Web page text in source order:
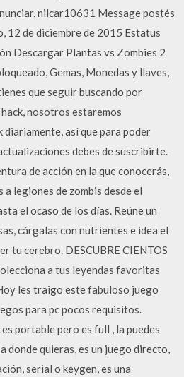
nilcar10631 Message postés
12 de diciembre de 2015 Estatus
Descargar Plantas vs Zombies 2
Gemas, Monedas y llaves,
que seguir buscando por
nosotros estaremos
diariamente, así que para poder
debes de suscribirte.
de acción en la que conocerás,
legiones de zombis desde el
el ocaso de los días. Reúne un
cárgalas con nutrientes e idea el
tu cerebro. DESCUBRE CIENTOS
a tus leyendas favoritas
les traigo este fabuloso juego
para pc pocos requisitos.
portable pero es full , la puedes
donde quieras, es un juego directo,
serial o keygen, es una